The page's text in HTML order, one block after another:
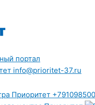
портал
info@prioritet-37.ru